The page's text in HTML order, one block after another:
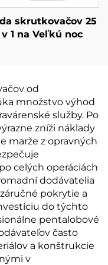
skrutkovačov 25
v 1 na Veľkú noc
od
množstvo výhod
služby. Po
zníži náklady
marže z opravných
celých operáciách
dodávatelia
pokrytie a
do týchto
pentalobové
často
a konštrukcie
v